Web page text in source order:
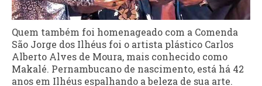
Quem também foi homenageado com a Comenda
São Jorge dos Ilhéus foi o artista plástico Carlos
Alberto Alves de Moura, mais conhecido como
Makalé. Pernambucano de nascimento, está há 42
anos em Ilhéus espalhando a beleza de sua arte.